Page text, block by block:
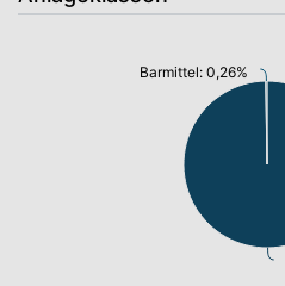
Barmittel: 0,26%